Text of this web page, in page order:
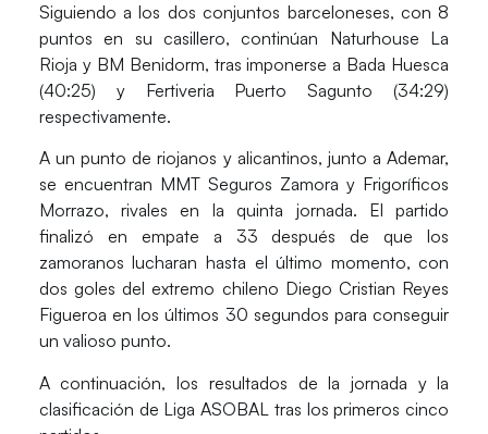
Siguiendo a los dos conjuntos barceloneses, con 8
puntos en su casillero, continúan Naturhouse La
Rioja y BM Benidorm, tras imponerse a Bada Huesca
(40:25) y Fertiveria Puerto Sagunto (34:29)
respectivamente.
A un punto de riojanos y alicantinos, junto a Ademar,
se encuentran MMT Seguros Zamora y Frigoríficos
Morrazo, rivales en la quinta jornada. El partido
finalizó en empate a 33 después de que los
zamoranos lucharan hasta el último momento, con
dos goles del extremo chileno Diego Cristian Reyes
Figueroa en los últimos 30 segundos para conseguir
un valioso punto.
A continuación, los resultados de la jornada y la
clasificación de Liga ASOBAL tras los primeros cinco